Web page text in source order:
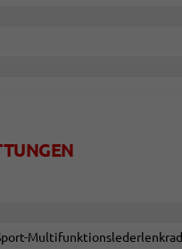
Multifunktionslederlenkrad